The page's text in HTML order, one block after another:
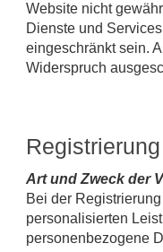
Website nicht
Dienste und
eingeschränkt sein.
Widerspruch
Art und Zweck der
Bei der
personalisierten
personenbezogene